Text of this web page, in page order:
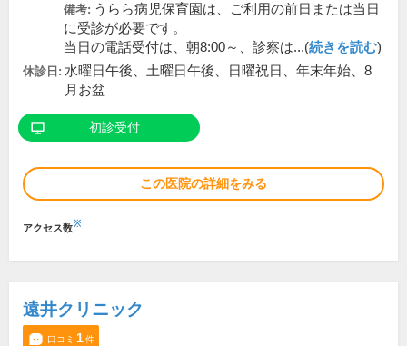
備考: うらら病児保育園は、ご利用の前日または当日
に受診が必要です。
当日の電話受付は、朝8:00～、診察は...(続きを読む)
休診日: 水曜日午後、土曜日午後、日曜祝日、年末年始、8
月お盆
初診受付
この医院の詳細をみる
アクセス数※
遠井クリニック
口コミ 1件